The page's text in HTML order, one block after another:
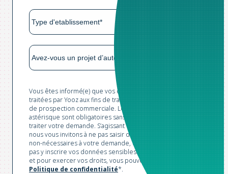
Vous êtes informé(e) que vos données sont collectées et
traitées par Yooz aux fins de traitement de votre demande et
de prospection commerciale. Les champs marqués d'un
astérisque sont obligatoires sans lesquels nous ne pourrions
traiter votre demande. S’agissant du champ libre ci-dessus,
nous vous invitons à ne pas saisir des données personnelles
non-nécessaires à votre demande, en particulier, veuillez ne
pas y inscrire vos données sensibles. Pour plus d'informations
et pour exercer vos droits, vous pouvez consulter notre
Politique de confidentialité*.